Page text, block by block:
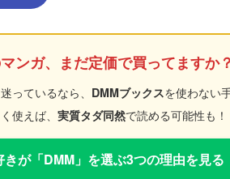
ンガ、まだ定価で買ってますか？
っているなら、 DMMブックスを使わない
使えば、 実質タダ同然で読める可能性も！
きが「DMM」を選ぶ3つの理由を見る